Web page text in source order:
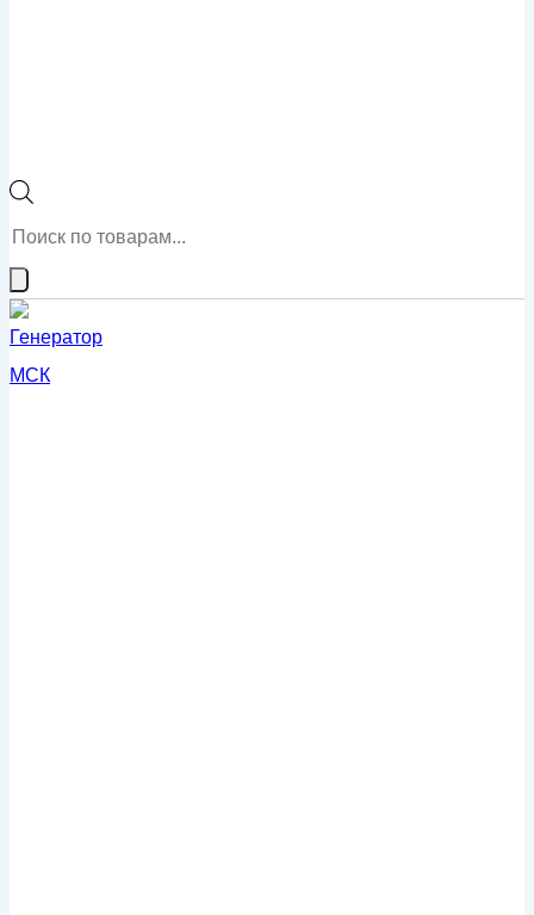
Поиск
товаров